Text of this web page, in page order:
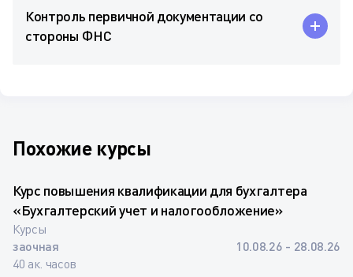
Контроль первичной документации со
стороны ФНС
Похожие курсы
Курс повышения квалификации для бухгалтера
«Бухгалтерский учет и налогообложение»
Курсы
заочная
40 ак. часов
10.08.26 - 28.08.26